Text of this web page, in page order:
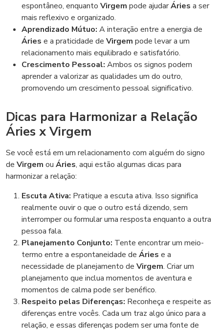
espontâneo, enquanto Virgem pode ajudarÁries a ser
mais reflexivo e organizado.
Aprendizado Mútuo: A interação entre a energia de
Áries e a praticidade de Virgem pode levar a um
relacionamento mais equilibrado e satisfatório.
Crescimento Pessoal: Ambos os signos podem
aprender a valorizar as qualidades um do outro,
promovendo um crescimento pessoal significativo.
Dicas para Harmonizar a Relação
Áries x Virgem
Se você está em um relacionamento com alguém do signo
de Virgem ou Áries, aqui estão algumas dicas para
harmonizar a relação:
Escuta Ativa: Pratique a escuta ativa. Isso significa
realmente ouvir o que o outro está dizendo, sem
interromper ou formular uma resposta enquanto a outra
pessoa fala.
Planejamento Conjunto: Tente encontrar um meio-
termo entre a espontaneidade de Áries e a
necessidade de planejamento de Virgem. Criar um
planejamento que inclua momentos de aventura e
momentos de calma pode ser benéfico.
Respeito pelas Diferenças: Reconheça e respeite as
diferenças entre vocês. Cada um traz algo único para a
relação, e essas diferenças podem ser uma fonte de